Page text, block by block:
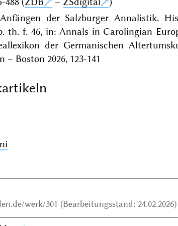
der Salzburger Annalistik.
th. f. 46, in: Annals in Carolingian
der Germanischen
– Boston 2026, 123-141
werk/301 (Bearbeitungsstand: 24.02.2026)